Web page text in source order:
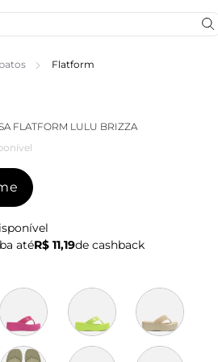
Flatform
FLATFORM LULU BRIZZA
atéR$ 11,19de cashback